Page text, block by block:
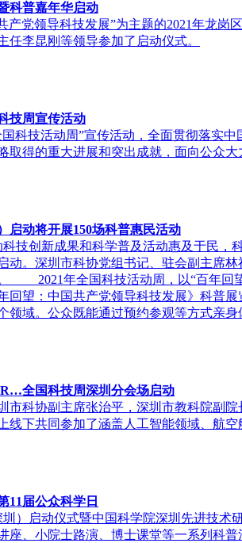
科普嘉年华启动
产党领导科技发展”为主题的2021年龙
李昆刚等领导参加了启动仪式。
技周宣传活动
科技活动周”宣传活动，全面贯彻落实
取得的重大进展和突出成就，面向公众
启动将开展150场科普惠民活动
技创新成果和科学普及活动惠及于民，
动。深圳市科协党组书记、驻会副主席
2021年全国科技活动周，以“百年回
回望：中国共产党领导科技发展》科普
领域。公众既能通过预约参观等方式亲
全国科技周深圳分会场启动
市科协副主席张治平，深圳市教科院副
线下共同参加了涵盖人工智能领域、航
11届公众科学日
）启动仪式暨中国科学院深圳先进技
座、小院士路演、博士课堂等一系列科